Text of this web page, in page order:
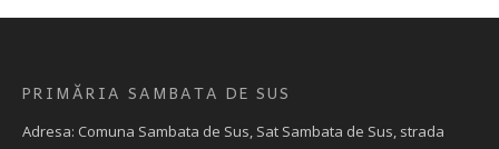
PRIMĂRIA SAMBATA DE SUS
Adresa: Comuna Sambata de Sus, Sat Sambata de Sus, strada